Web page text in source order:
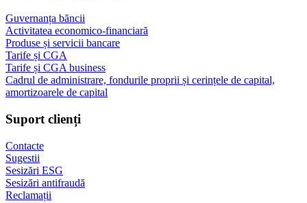
Guvernanța băncii
Activitatea economico-financiară
Produse și servicii bancare
Tarife și CGA
Tarife și CGA business
Cadrul de administrare, fondurile proprii și cerințele de capital,
amortizoarele de capital
Suport clienți
Contacte
Sugestii
Sesizări ESG
Sesizări antifraudă
Reclamații